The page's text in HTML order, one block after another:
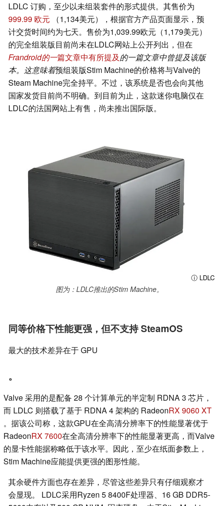
LDLC 订购，至少以未组装套件的形式提供。其售价为
999.99 欧元 （1,134美元），根据官方产品页面显示，预
计交货时间约为七天。售价为1,039.99欧元（1,179美元）
的完全组装版目前尚未在LDLC网站上公开列出，但在
Frandroid的一篇文章中有所提及的一篇文章中曾提及该版
本。这意味着预组装版Stim Machine的价格将与Valve的
Steam Machine完全持平。不过，该系统是否也会向其他
国家发货目前尚不明确。到目前为止，这款迷你电脑仅在
LDLC的法国网站上有售，尚未推出国际版。
ⓘ LDLC
图为：LDLC推出的Stim Machine。
同等价格下性能更强，但不支持 SteamOS
最大的技术差异在于 GPU
。
Valve 采用的是配备 28 个计算单元的半定制 RDNA 3 芯片，
而 LDLC 则搭载了基于 RDNA 4 架构的 RadeonRX 9060 XT
。据该公司称，这款GPU在全高清分辨率下的性能显著优于
RadeonRX 7600在全高清分辨率下的性能显著更高，而Valve
的显卡性能据称略低于该水平。因此，至少在纸面参数上，
Stim Machine应能提供更强的图形性能。
其余硬件方面也存在差异，尽管这些差异只有仔细观察才
会显现。 LDLC采用Ryzen 5 8400F处理器、16 GB DDR5-